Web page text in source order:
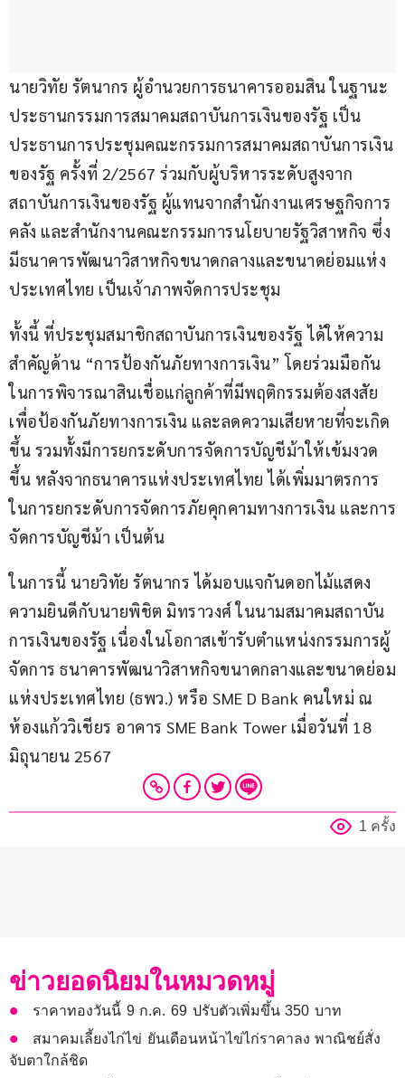
นายวิทัย รัตนากร ผู้อำนวยการธนาคารออมสิน ในฐานะ
ประธานกรรมการสมาคมสถาบันการเงินของรัฐ เป็น
ประธานการประชุมคณะกรรมการสมาคมสถาบันการเงิน
ของรัฐ ครั้งที่ 2/2567 ร่วมกับผู้บริหารระดับสูงจาก
สถาบันการเงินของรัฐ ผู้แทนจากสำนักงานเศรษฐกิจการ
คลัง และสำนักงานคณะกรรมการนโยบายรัฐวิสาหกิจ ซึ่ง
มีธนาคารพัฒนาวิสาหกิจขนาดกลางและขนาดย่อมแห่ง
ประเทศไทย เป็นเจ้าภาพจัดการประชุม
ทั้งนี้ ที่ประชุมสมาชิกสถาบันการเงินของรัฐ ได้ให้ความ
สำคัญด้าน “การป้องกันภัยทางการเงิน” โดยร่วมมือกัน
ในการพิจารณาสินเชื่อแก่ลูกค้าที่มีพฤติกรรมต้องสงสัย
เพื่อป้องกันภัยทางการเงิน และลดความเสียหายที่จะเกิด
ขึ้น รวมทั้งมีการยกระดับการจัดการบัญชีม้าให้เข้มงวด
ขึ้น หลังจากธนาคารแห่งประเทศไทย ได้เพิ่มมาตรการ
ในการยกระดับการจัดการภัยคุกคามทางการเงิน และการ
จัดการบัญชีม้า เป็นต้น
ในการนี้ นายวิทัย รัตนากร ได้มอบแจกันดอกไม้แสดง
ความยินดีกับนายพิชิต มิทราวงศ์ ในนามสมาคมสถาบัน
การเงินของรัฐ เนื่องในโอกาสเข้ารับตำแหน่งกรรมการผู้
จัดการ ธนาคารพัฒนาวิสาหกิจขนาดกลางและขนาดย่อม
แห่งประเทศไทย (ธพว.) หรือ SME D Bank คนใหม่ ณ
ห้องแก้ววิเชียร อาคาร SME Bank Tower เมื่อวันที่ 18
มิถุนายน 2567
1 ครั้ง
ข่าวยอดนิยมในหมวดหมู่
ราคาทองวันนี้ 9 ก.ค. 69 ปรับตัวเพิ่มขึ้น 350 บาท
สมาคมเลี้ยงไก่ไข่ ยันเดือนหน้าไข่ไก่ราคาลง พาณิชย์สั่ง
จับตาใกล้ชิด